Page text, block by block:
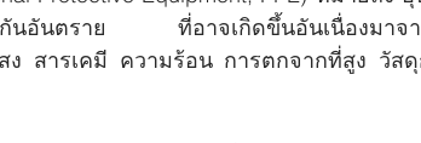
กันอันตราย ที่อาจเกิดขึ้นอันเนื่องมาจา
สารเคมี ความร้อน การตกจากที่สูง วัสดุ